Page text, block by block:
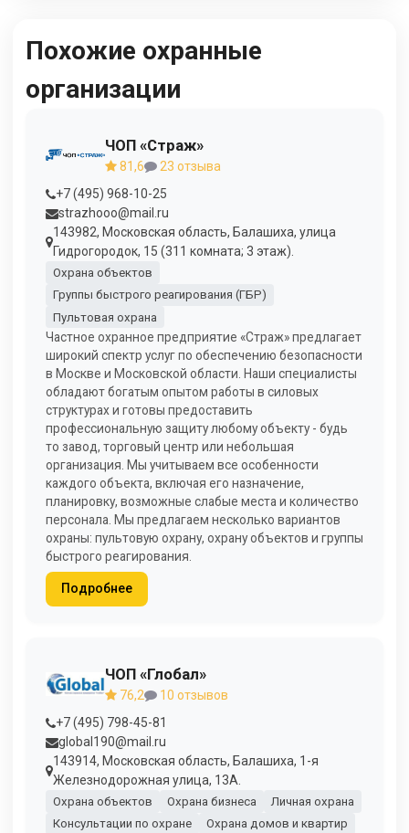
Похожие охранные
организации
ЧОП «Страж»
81,6
23 отзыва
+7 (495) 968-10-25
strazhooo@mail.ru
143982, Московская область, Балашиха, улица
Гидрогородок, 15 (311 комната; 3 этаж).
Охрана объектов
Группы быстрого реагирования (ГБР)
Пультовая охрана
Частное охранное предприятие «Страж» предлагает
широкий спектр услуг по обеспечению безопасности
в Москве и Московской области. Наши специалисты
обладают богатым опытом работы в силовых
структурах и готовы предоставить
профессиональную защиту любому объекту - будь
то завод, торговый центр или небольшая
организация. Мы учитываем все особенности
каждого объекта, включая его назначение,
планировку, возможные слабые места и количество
персонала. Мы предлагаем несколько вариантов
охраны: пультовую охрану, охрану объектов и группы
быстрого реагирования.
Подробнее
ЧОП «Глобал»
76,2
10 отзывов
+7 (495) 798-45-81
global190@mail.ru
143914, Московская область, Балашиха, 1-я
Железнодорожная улица, 13А.
Охрана объектов Охрана бизнеса
Личная охрана
Консультации по охране
Охрана домов и квартир